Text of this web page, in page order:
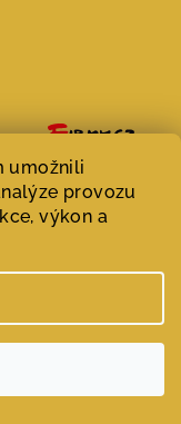
umožnili
provozu
výkon a